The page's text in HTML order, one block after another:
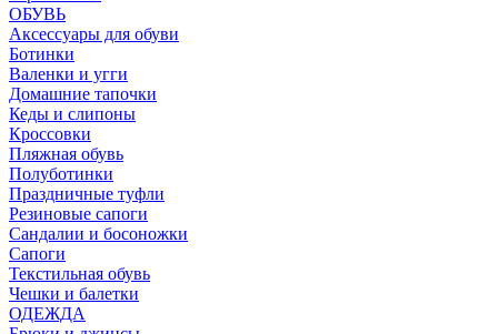
ОБУВЬ
Аксессуары для обуви
Ботинки
Валенки и угги
Домашние тапочки
Кеды и слипоны
Кроссовки
Пляжная обувь
Полуботинки
Праздничные туфли
Резиновые сапоги
Сандалии и босоножки
Сапоги
Текстильная обувь
Чешки и балетки
ОДЕЖДА